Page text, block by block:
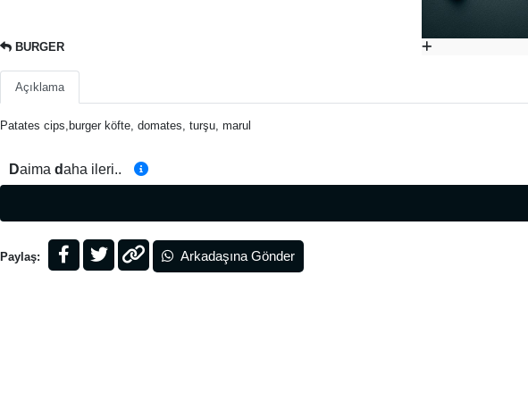
BURGER
Açıklama
Patates cips,burger köfte, domates, turşu, marul
Daima daha ileri..
Paylaş: Arkadaşına Gönder